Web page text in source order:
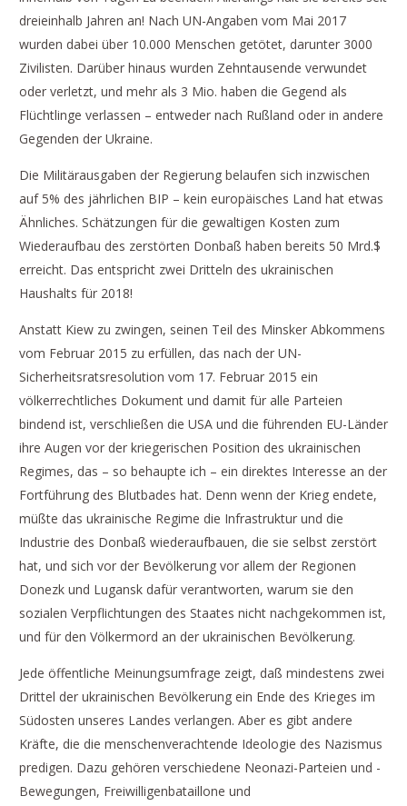
dreieinhalb Jahren an! Nach UN-Angaben vom Mai 2017
wurden dabei über 10.000 Menschen getötet, darunter 3000
Zivilisten. Darüber hinaus wurden Zehntausende verwundet
oder verletzt, und mehr als 3 Mio. haben die Gegend als
Flüchtlinge verlassen – entweder nach Rußland oder in andere
Gegenden der Ukraine.
Die Militärausgaben der Regierung belaufen sich inzwischen
auf 5% des jährlichen BIP – kein europäisches Land hat etwas
Ähnliches. Schätzungen für die gewaltigen Kosten zum
Wiederaufbau des zerstörten Donbaß haben bereits 50 Mrd.$
erreicht. Das entspricht zwei Dritteln des ukrainischen
Haushalts für 2018!
Anstatt Kiew zu zwingen, seinen Teil des Minsker Abkommens
vom Februar 2015 zu erfüllen, das nach der UN-
Sicherheitsratsresolution vom 17. Februar 2015 ein
völkerrechtliches Dokument und damit für alle Parteien
bindend ist, verschließen die USA und die führenden EU-Länder
ihre Augen vor der kriegerischen Position des ukrainischen
Regimes, das – so behaupte ich – ein direktes Interesse an der
Fortführung des Blutbades hat. Denn wenn der Krieg endete,
müßte das ukrainische Regime die Infrastruktur und die
Industrie des Donbaß wiederaufbauen, die sie selbst zerstört
hat, und sich vor der Bevölkerung vor allem der Regionen
Donezk und Lugansk dafür verantworten, warum sie den
sozialen Verpflichtungen des Staates nicht nachgekommen ist,
und für den Völkermord an der ukrainischen Bevölkerung.
Jede öffentliche Meinungsumfrage zeigt, daß mindestens zwei
Drittel der ukrainischen Bevölkerung ein Ende des Krieges im
Südosten unseres Landes verlangen. Aber es gibt andere
Kräfte, die die menschenverachtende Ideologie des Nazismus
predigen. Dazu gehören verschiedene Neonazi-Parteien und -
Bewegungen, Freiwilligenbataillone und